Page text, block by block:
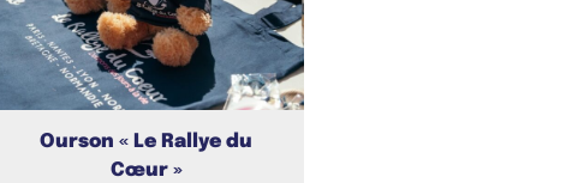
Ourson « Le Rallye du
Cœur »